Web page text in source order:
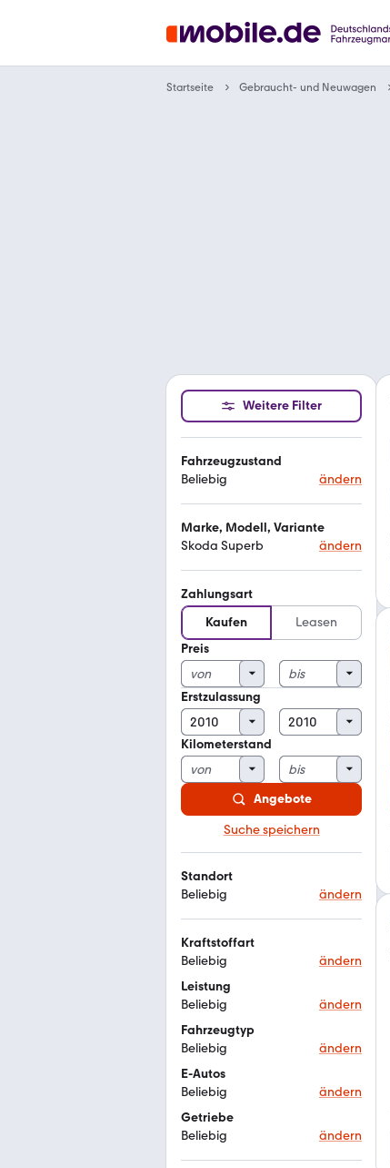
Startseite Gebraucht- und Neuwagen
Weitere Filter
Fahrzeugzustand
Beliebig
ändern
Marke, Modell, Variante
Skoda Superb
ändern
Zahlungsart
Kaufen
Leasen
Preis
Erstzulassung
Kilometerstand
Angebote
Suche speichern
Standort
Beliebig
ändern
Kraftstoffart
Beliebig
ändern
Leistung
Beliebig
ändern
Fahrzeugtyp
Beliebig
ändern
E-Autos
Beliebig
ändern
Getriebe
Beliebig
ändern